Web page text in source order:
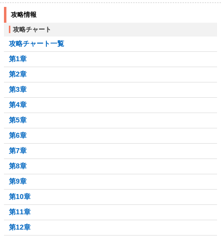
攻略情報
攻略チャート
攻略チャート一覧
第1章
第2章
第3章
第4章
第5章
第6章
第7章
第8章
第9章
第10章
第11章
第12章